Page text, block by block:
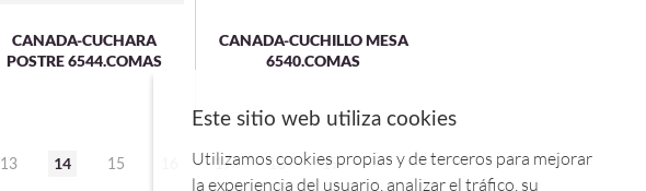
CANADA-CUCHARA
POSTRE 6544.COMAS
CANADA-CUCHILLO MESA
6540.COMAS
<<
13 14 15 17 18 19 >>
Este sitio web utiliza cookies
Utilizamos cookies propias y de terceros para mejorar
la experiencia del usuario, analizar el tráfico, su